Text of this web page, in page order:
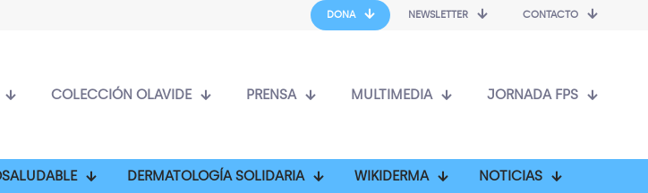
DONA NEWSLETTER CONTACTO
COLECCIÓN OLAVIDE PRENSA MULTIMEDIA JORNADA FPS
DERMATOLOGÍA SOLIDARIA WIKIDERMA NOTICIAS